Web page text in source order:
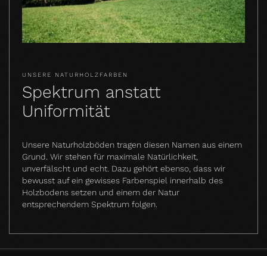
UNSERE NATURHOLZFARBEN
Spektrum anstatt
Uniformität
Unsere Naturholzböden tragen diesen Namen aus einem
Grund. Wir stehen für maximale Natürlichkeit,
unverfälscht und echt. Dazu gehört ebenso, dass wir
bewusst auf ein gewisses Farbenspiel innerhalb des
Holzbodens setzen und einem der Natur
entsprechendem Spektrum folgen.